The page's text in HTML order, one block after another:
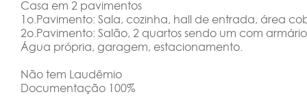
Casa em 2 pavimentos
1o.Pavimento: Sala, cozinha, hall de entrada, área
2o.Pavimento: Salão, 2 quartos sendo um com
Água própria, garagem, estacionamento.
Não tem Laudêmio
Documentação 100%